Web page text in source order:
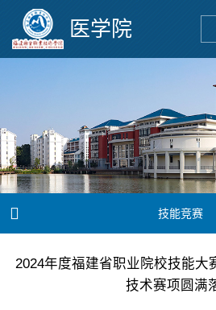
医学院
 技能竞赛
2024年度福建省职业院校技能大
技术赛项圆满